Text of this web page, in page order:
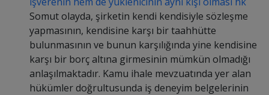
Somut olayda, şirketin kendi kendisiyle sözleşme
yapmasının, kendisine karşı bir taahhütte
bulunmasının ve bunun karşılığında yine kendisine
karşı bir borç altına girmesinin mümkün olmadığı
anlaşılmaktadır. Kamu ihale mevzuatında yer alan
hükümler doğrultusunda iş deneyim belgelerinin